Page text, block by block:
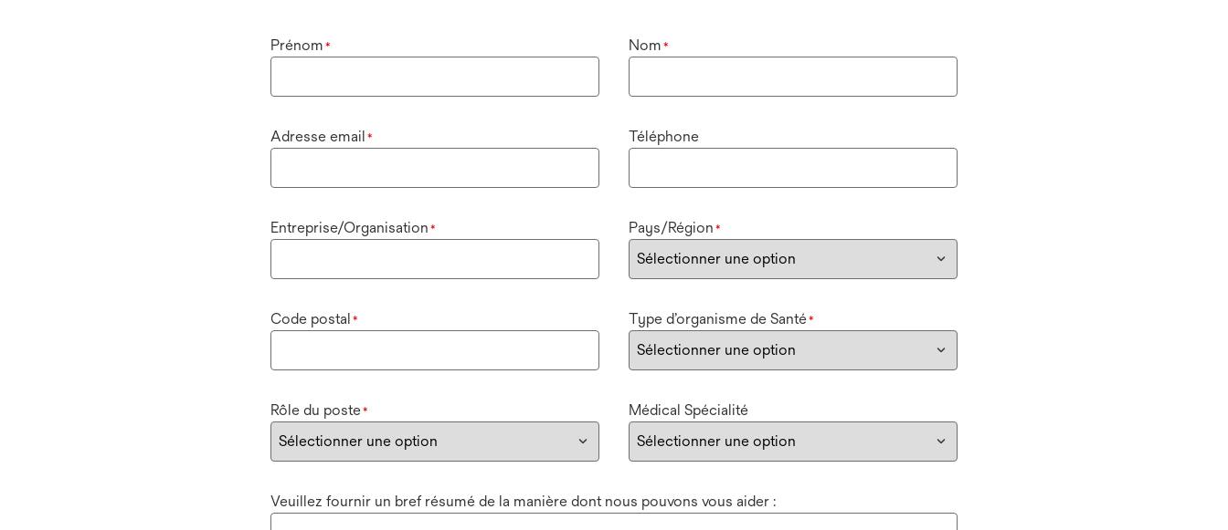
Prénom * Nom *
Adresse email * Téléphone
Entreprise/Organisation * Pays/Région *
Code postal * Type d’organisme de Santé*
Rôle du poste* Médical Spécialité
Veuillez fournir un bref résumé de la manière dont nous pouvons vous aider :